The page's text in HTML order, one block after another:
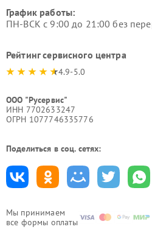
Мы принимаем
все формы оплаты
График работы:
ПН-ВСК с 9:00 до 21:00 без
Рейтинг сервисного центра
4.9-5.0
ООО "Русервис"
ИНН 7702633247
ОГРН 1077746335776
Поделиться в соц. сетях: